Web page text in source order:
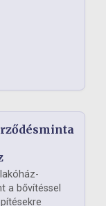
a bővítéssel